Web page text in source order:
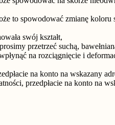
to spowodować zmianę
swój kształt,
przetrzeć suchą,
na rozciągnięcie i
na konto na wskazany
przedpłacie na konto na